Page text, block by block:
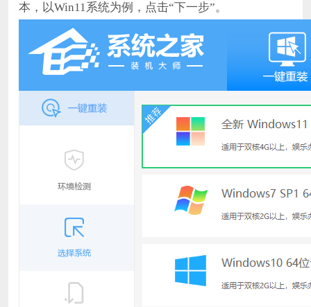
本，以Win11系统为例，点击“下一步”。